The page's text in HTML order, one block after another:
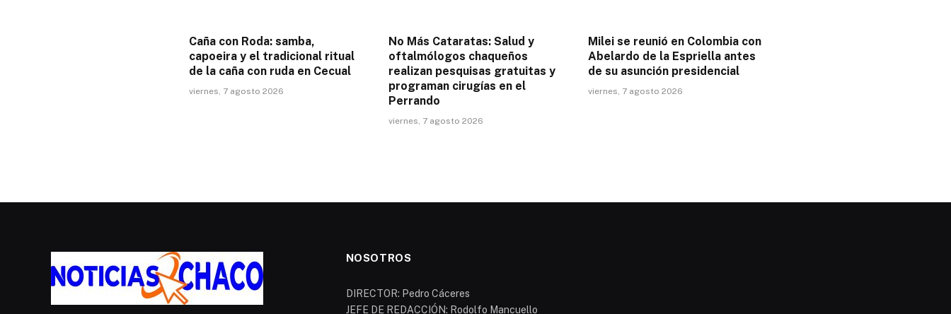
Caña con Roda: samba,
capoeira y el tradicional ritual
de la caña con ruda en Cecual
viernes, 7 agosto 2026
No Más Cataratas: Salud y
oftalmólogos chaqueños
realizan pesquisas gratuitas y
programan cirugías en el
Perrando
viernes, 7 agosto 2026
Milei se reunió en Colombia con
Abelardo de la Espriella antes
de su asunción presidencial
viernes, 7 agosto 2026
NOSOTROS
DIRECTOR: Pedro Cáceres
JEFE DE REDACCIÓN: Rodolfo Mancuello